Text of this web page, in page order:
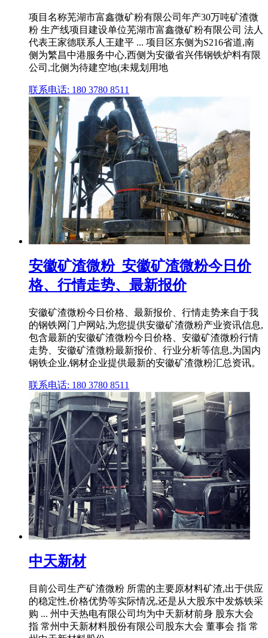
项目名称芜湖市富鑫微矿粉有限公司年产30万吨矿渣微
粉 生产线项目建设单位芜湖市富鑫微矿粉有限公司 法人
代表王家德联系人王建平 ... 项目区东侧为S216省道,南
侧为繁昌中港服务中心,西侧为安徽省兴伟钢铁炉料有限
公司,北侧为待建空地(未规划用地
联系电话: 180 3780 8511
安徽矿渣微粉_安徽矿渣微粉今日价
格、行情走势、最新报价
安徽矿渣微粉今日价格、最新报价、行情走势来自于我
的钢铁网门户网站,为您提供安徽矿渣微粉产业资讯信息,
包含最新的安徽矿渣微粉今日价格、安徽矿渣微粉行情
走势、安徽矿渣微粉最新报价、行业分析等信息,为国内
钢铁企业,钢材企业提供最新的安徽矿渣微粉汇总资讯。
联系电话: 180 3780 8511
中天新材
目前公司生产矿渣微粉 所需的主要原材料矿渣,出于供应
的稳定性,价格优势等实际情况,还是从大股东中发炼铁采
购 ... 州中天热电有限公司均为中天新材前身 股东大会
指 常州中天新材料股份有限公司股东大会 董事会 指 常